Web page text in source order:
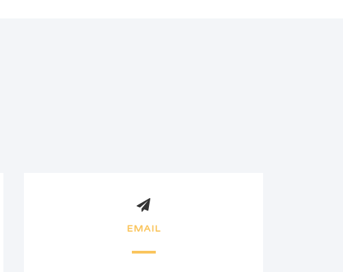
EMAIL